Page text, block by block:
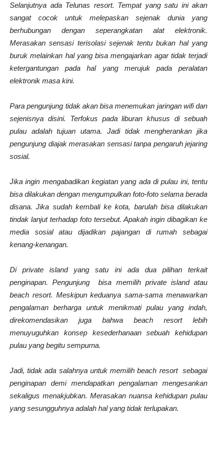
Selanjutnya ada Telunas resort. Tempat yang satu ini akan
sangat cocok untuk melepaskan sejenak dunia yang
berhubungan dengan seperangkatan alat elektronik.
Merasakan sensasi terisolasi sejenak tentu bukan hal yang
buruk melainkan hal yang bisa mengajarkan agar tidak terjadi
ketergantungan pada hal yang merujuk pada peralatan
elektronik masa kini.
Para pengunjung tidak akan bisa menemukan jaringan wifi dan
sejenisnya disini. Terfokus pada liburan khusus di sebuah
pulau adalah tujuan utama. Jadi tidak mengherankan jika
pengunjung diajak merasakan sensasi tanpa pengaruh jejaring
sosial.
Jika ingin mengabadikan kegiatan yang ada di pulau ini, tentu
bisa dilakukan dengan mengumpulkan foto-foto selama berada
disana. Jika sudah kembali ke kota, barulah bisa dilakukan
tindak lanjut terhadap foto tersebut. Apakah ingin dibagikan ke
media sosial atau dijadikan pajangan di rumah sebagai
kenang-kenangan.
Di private island yang satu ini ada dua pilihan terkait
penginapan. Pengunjung bisa memilih private island atau
beach resort. Meskipun keduanya sama-sama menawarkan
pengalaman berharga untuk menikmati pulau yang indah,
direkomendasikan juga bahwa beach resort lebih
menuyuguhkan konsep kesederhanaan sebuah kehidupan
pulau yang begitu sempurna.
Jadi, tidak ada salahnya untuk memilih beach resort sebagai
penginapan demi mendapatkan pengalaman mengesankan
sekaligus menakjubkan. Merasakan nuansa kehidupan pulau
yang sesungguhnya adalah hal yang tidak terlupakan.